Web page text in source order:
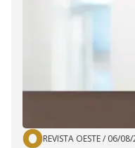
REVISTA OESTE/ 06/